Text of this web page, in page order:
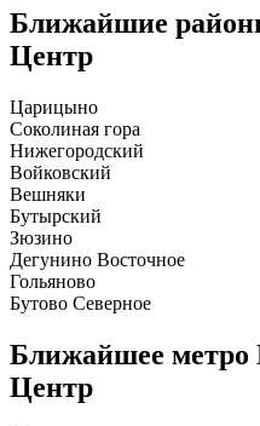
Ближайшие
Центр
Царицыно
Соколиная гора
Нижегородский
Войковский
Вешняки
Бутырский
Зюзино
Дегунино Восточное
Гольяново
Бутово Северное
Ближайшее метро
Центр